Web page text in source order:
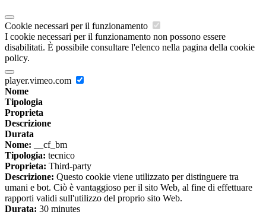
Cookie necessari per il funzionamento
I cookie necessari per il funzionamento non possono essere
disabilitati. È possibile consultare l'elenco nella pagina della cookie
policy.
player.vimeo.com
Nome
Tipologia
Proprieta
Descrizione
Durata
Nome: __cf_bm
Tipologia: tecnico
Proprieta: Third-party
Descrizione: Questo cookie viene utilizzato per distinguere tra
umani e bot. Ciò è vantaggioso per il sito Web, al fine di effettuare
rapporti validi sull'utilizzo del proprio sito Web.
Durata: 30 minutes